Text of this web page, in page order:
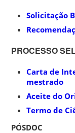
Solicitação
PROCESSO
Carta de
mestrado
Aceite do
Termo de
PÓSDOC